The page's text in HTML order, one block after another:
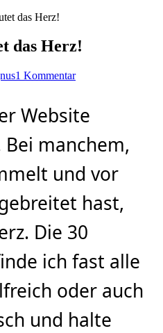
das Herz!
das Herz!
1 Kommentar
Website
manchem,
und vor
hast,
Die 30
ich fast alle
oder auch
und halte